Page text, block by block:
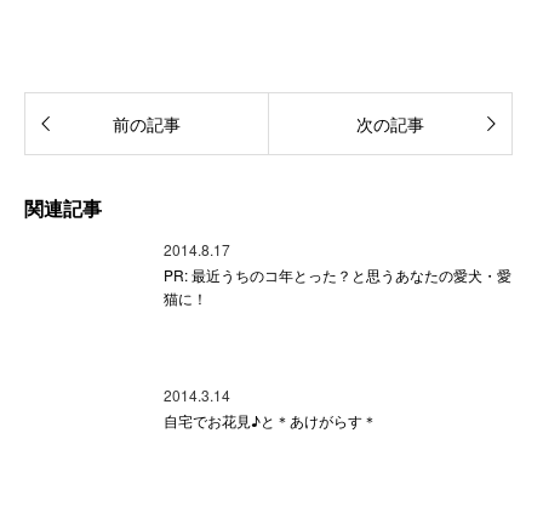
前の記事 次の記事
関連記事
2014.8.17
PR: 最近うちのコ年とった？と思うあなたの愛犬・愛
猫に！
2014.3.14
自宅でお花見♪と＊あけがらす＊